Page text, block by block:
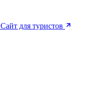
Сайт для туристов